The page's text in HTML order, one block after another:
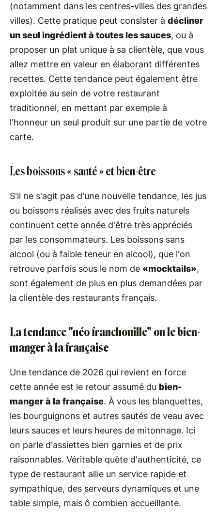
(notamment dans les centres-villes des grandes
villes). Cette pratique peut consister à décliner
un seul ingrédient à toutes les sauces, ou à
proposer un plat unique à sa clientèle, que vous
allez mettre en valeur en élaborant différentes
recettes. Cette tendance peut également être
exploitée au sein de votre restaurant
traditionnel, en mettant par exemple à
l'honneur un seul produit sur une partie de votre
carte.
Les boissons « santé » et bien-être
S'il ne s'agit pas d'une nouvelle tendance, les jus
ou boissons réalisés avec des fruits naturels
continuent cette année d'être très appréciés
par les consommateurs. Les boissons sans
alcool (ou à faible teneur en alcool), que l'on
retrouve parfois sous le nom de «mocktails»,
sont également de plus en plus demandées par
la clientèle des restaurants français.
La tendance "néo franchouille" ou le bien-
manger à la française
Une tendance de 2026 qui revient en force
cette année est le retour assumé du bien-
manger à la française. À vous les blanquettes,
les bourguignons et autres sautés de veau avec
leurs sauces et leurs heures de mitonnage. Ici
on parle d'assiettes bien garnies et de prix
raisonnables. Véritable quête d'authenticité, ce
type de restaurant allie un service rapide et
sympathique, des serveurs dynamiques et une
table simple, mais ô combien accueillante.